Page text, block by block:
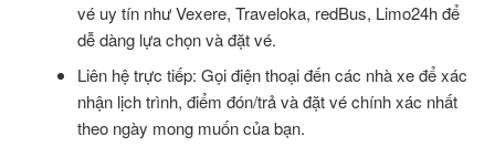
vé uy tín như Vexere, Traveloka, redBus, Limo24h để
dễ dàng lựa chọn và đặt vé.
Liên hệ trực tiếp: Gọi điện thoại đến các nhà xe để xác
nhận lịch trình, điểm đón/trả và đặt vé chính xác nhất
theo ngày mong muốn của bạn.